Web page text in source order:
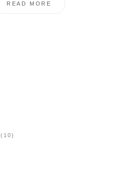
READ MORE
(10)